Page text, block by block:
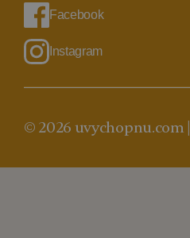
Facebook
Instagram
© 2026 uvychopnu.com |